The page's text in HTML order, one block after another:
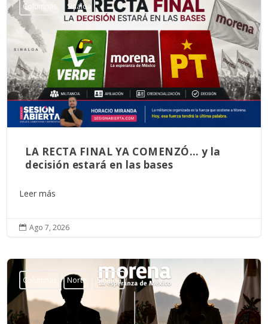
Columnas Sinaloa
LA RECTA FINAL YA COMENZÓ… y la
decisión estará en las bases
Leer más
 Ago 7, 2026
Columnas Norte Sinaloa